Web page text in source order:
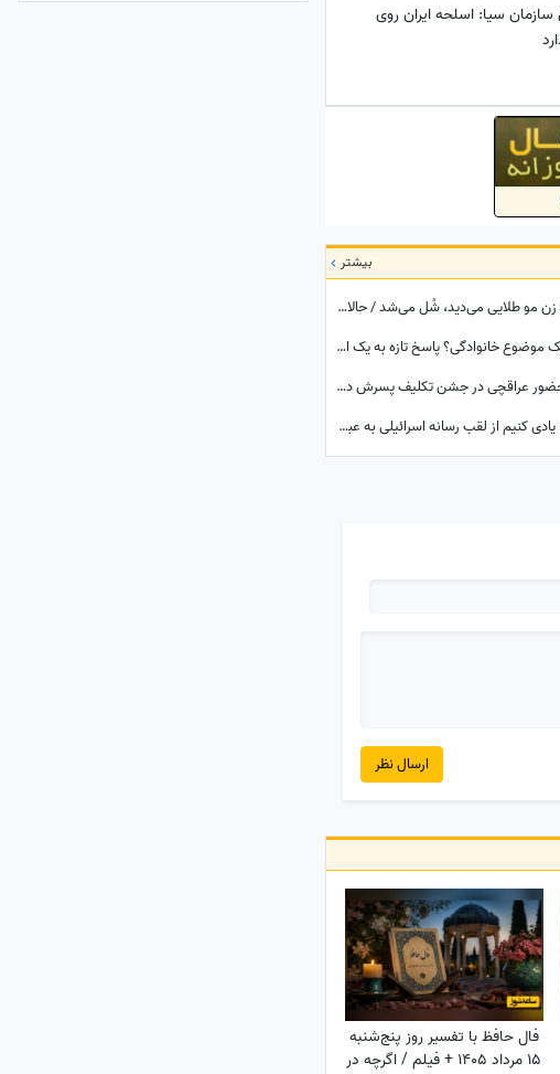
سیا: اسلحه ایران روی
بیشتر
داماد محمدرضا پهلوی: وقتی شاه زن مو طلایی می‌دید، شُل می‌شد / حالا پسرش شده مدعی آزادی زنان!!!
استعفای سردار ذوالقدر به دلیل یک موضوع خانوادگی؟ پاسخ تازه به یک ادعای خبرساز
قاب متفاوتی که هرگز ندیده‌اید؛ حضور عراقچی در جشن تکلیف پسرش در سال 1395!
وقتی دشمن هم تحسین می‌کند؛ یادی کنیم از لقب رسانه اسرائیلی به عباس عراقچی پس از مذاکره با آمریکا+عکس
ارسال نظر
فال حافظ با تفسیر روز پنج‌شنبه
15 مرداد 1405 + فیلم / اگرچه در